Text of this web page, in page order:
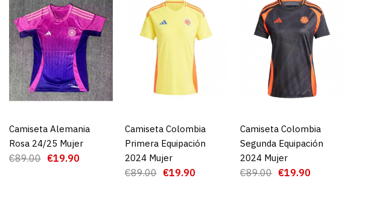
€89.00 €19.90
AGREGAR AL CARRO
AGREGAR AL CARRO
Camiseta Alemania
Rosa 24/25 Mujer
€89.00 €19.90
AGREGAR AL CARRO
Camiseta Colombia
Primera Equipación
2024 Mujer
€89.00 €19.90
AGREGAR AL CARRO
Camiseta Colombia
Segunda Equipación
2024 Mujer
€89.00 €19.90